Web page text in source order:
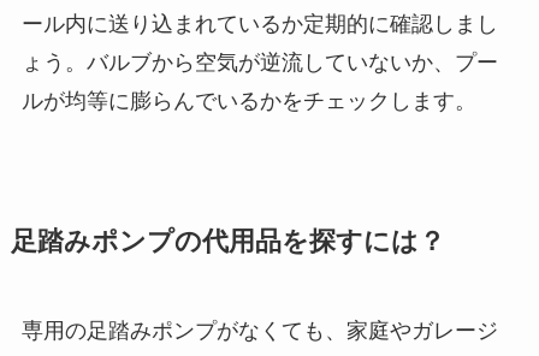
ール内に送り込まれているか定期的に確認しまし
ょう。バルブから空気が逆流していないか、プー
ルが均等に膨らんでいるかをチェックします。
足踏みポンプの代用品を探すには？
専用の足踏みポンプがなくても、家庭やガレージ